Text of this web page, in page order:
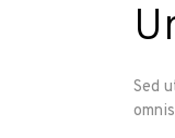
Sed